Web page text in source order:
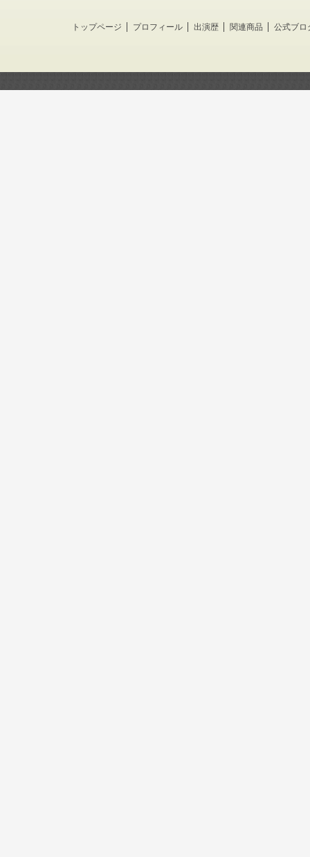
トップページ プロフィール 出演歴 関連商品 公式ブロ